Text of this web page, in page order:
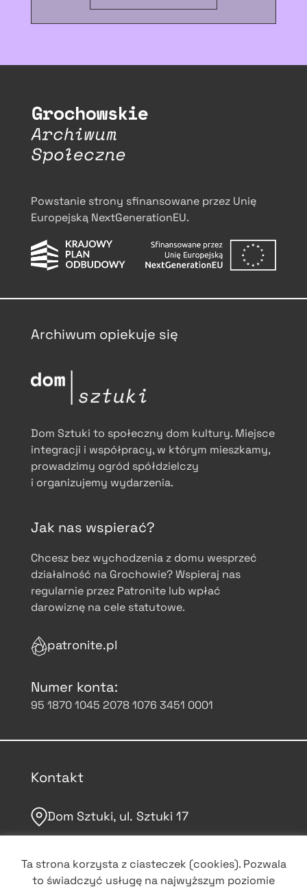
Powstanie strony sfinansowane przez Unię
Europejską NextGenerationEU.
Archiwum opiekuje się
Dom Sztuki to społeczny dom kultury. Miejsce
integracji i współpracy, w którym mieszkamy,
prowadzimy ogród spółdzielczy
i organizujemy wydarzenia.
Jak nas wspierać?
Chcesz bez wychodzenia z domu wesprzeć
działalność na Grochowie? Wspieraj nas
regularnie przez Patronite lub wpłać
darowiznę na cele statutowe.
patronite.pl
Numer konta:
95 1870 1045 2078 1076 3451 0001
Kontakt
Dom Sztuki, ul. Sztuki 17
domsztuki.org
Ta strona korzysta z ciasteczek (cookies). Pozwala
to świadczyć usługę na najwyższym poziomie